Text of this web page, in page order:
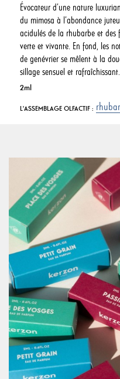
Évocateur d’une nature
du mimosa à l’abondance
acidulés de la rhubarbe et
verte et vivante. En fond, les
de genévrier se mêlent à la
sillage sensuel et rafraîchissant.
2ml
L'ASSEMBLAGE OLFACTIF :